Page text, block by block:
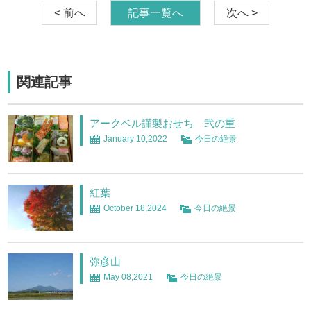
< 前へ 記事一覧へ 次へ >
関連記事
アークベル謹製おせち 弐の重
January 10,2022 今日の絶景
紅葉
October 18,2024 今日の絶景
弥彦山
May 08,2021 今日の絶景